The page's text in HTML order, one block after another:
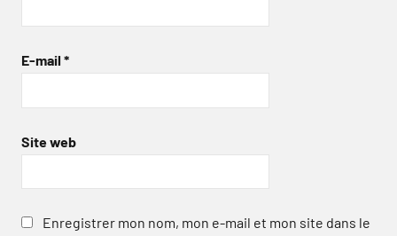
E-mail *
Site web
Enregistrer mon nom, mon e-mail et mon site dans le